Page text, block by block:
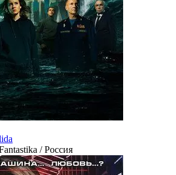
/ Россия